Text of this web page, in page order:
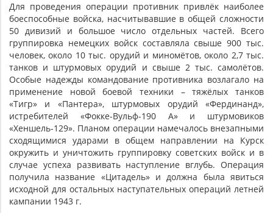
Для проведения операции противник привлёк наиболее
боеспособные войска, насчитывавшие в общей сложности
50 дивизий и большое число отдельных частей. Всего
группировка немецких войск составляла свыше 900 тыс.
человек, около 10 тыс. орудий и миномётов, около 2,7 тыс.
танков и штурмовых орудий и свыше 2 тыс. самолётов.
Особые надежды командование противника возлагало на
применение новой боевой техники – тяжёлых танков
«Тигр» и «Пантера», штурмовых орудий «Фердинанд»,
истребителей «Фокке-Вульф-190 А» и штурмовиков
«Хеншель-129». Планом операции намечалось внезапными
сходящимися ударами в общем направлении на Курск
окружить и уничтожить группировку советских войск и в
случае успеха развивать наступление вглубь. Операция
получила название «Цитадель» и должна была явиться
исходной для остальных наступательных операций летней
кампании 1943 г.